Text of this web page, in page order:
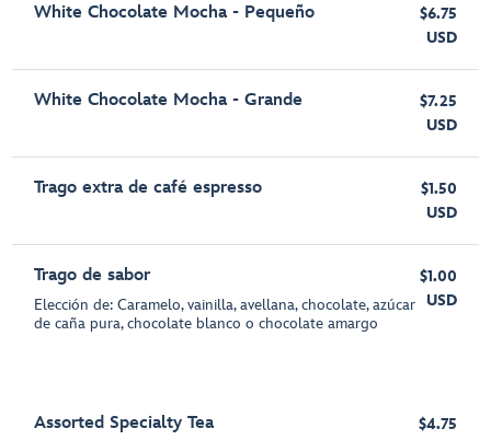
White Chocolate Mocha - Pequeño
$6.75
USD
White Chocolate Mocha - Grande
$7.25
USD
Trago extra de café espresso
$1.50
USD
Trago de sabor
Elección de: Caramelo, vainilla, avellana, chocolate, azúcar
de caña pura, chocolate blanco o chocolate amargo
$1.00
USD
Assorted Specialty Tea
$4.75